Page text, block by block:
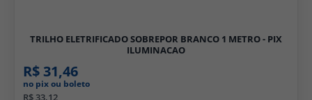
TRILHO ELETRIFICADO SOBREPOR BRANCO 1 METRO - PIX
ILUMINACAO
R$ 31,46
no pix ou boleto
R$ 33,12